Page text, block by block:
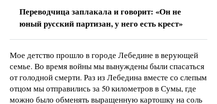
Переводчица заплакала и говорит: «Он не
юный русский партизан, у него есть крест»
Мое детство прошло в городе Лебедине в верующей
семье. Во время войны мы вынуждены были спасаться
от голодной смерти. Раз из Лебедина вместе со слепым
отцом мы отправились за 50 километров в Сумы, где
можно было обменять выращенную картошку на соль